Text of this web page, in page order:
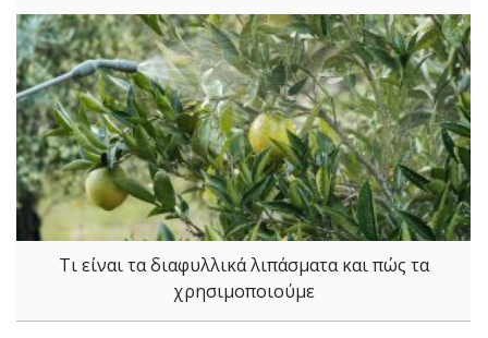
Τι είναι τα διαφυλλικά λιπάσματα και πώς τα
χρησιμοποιούμε